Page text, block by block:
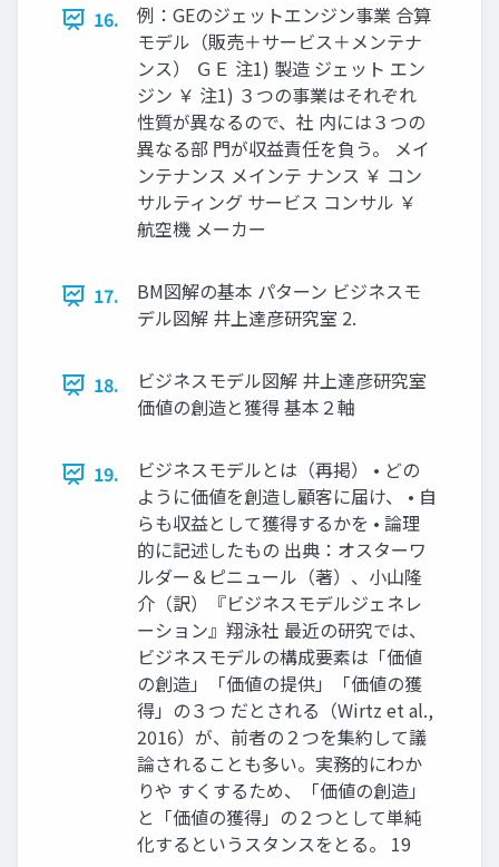
16.
例：GEのジェットエンジン事業 合算
モデル（販売＋サービス＋メンテナ
ンス） ＧＥ 注1) 製造 ジェット エン
ジン ￥ 注1) ３つの事業はそれぞれ
性質が異なるので、社 内には３つの
異なる部 門が収益責任を負う。 メイ
ンテナンス メインテ ナンス ￥ コン
サルティング サービス コンサル ￥
航空機 メーカー
17.
BM図解の基本 パターン ビジネスモ
デル図解 井上達彦研究室 2.
18.
ビジネスモデル図解 井上達彦研究室
価値の創造と獲得 基本２軸
19.
ビジネスモデルとは（再掲） • どの
ように価値を創造し顧客に届け、 • 自
らも収益として獲得するかを • 論理
的に記述したもの 出典：オスターワ
ルダー＆ピニュール（著）、小山隆
介（訳）『ビジネスモデルジェネレ
ーション』翔泳社 最近の研究では、
ビジネスモデルの構成要素は「価値
の創造」「価値の提供」「価値の獲
得」の３つ だとされる（Wirtz et al.,
2016）が、前者の２つを集約して議
論されることも多い。実務的にわか
りや すくするため、「価値の創造」
と「価値の獲得」の２つとして単純
化するというスタンスをとる。 19